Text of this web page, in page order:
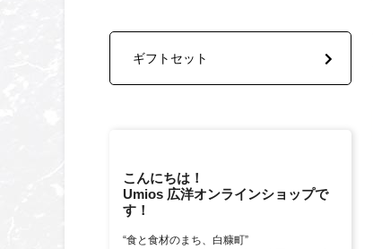
ギフトセット
こんにちは！
Umios 広洋オンラインショップで
す！
“食と食材のまち、白糠町”